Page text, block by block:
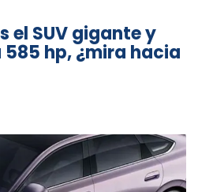
el SUV gigante y
hp, ¿mira hacia